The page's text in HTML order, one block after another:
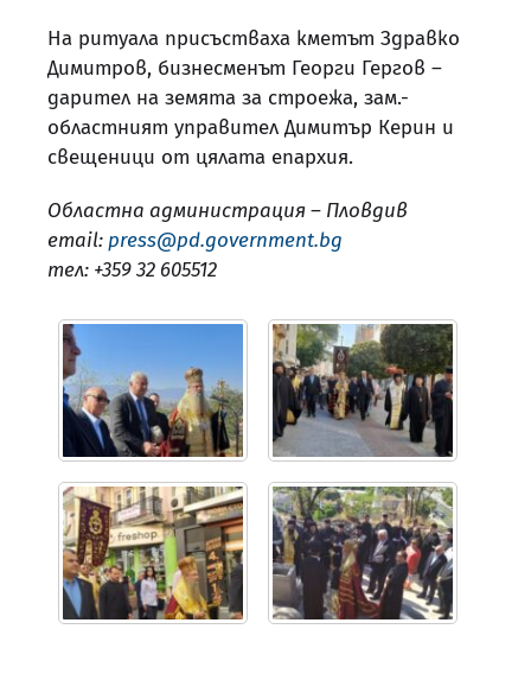
На ритуала присъстваха кметът Здравко
Димитров, бизнесменът Георги Гергов –
дарител на земята за строежа, зам.-
областният управител Димитър Керин и
свещеници от цялата епархия.
Областна администрация – Пловдив
email: press@pd.government.bg
тел: +359 32 605512